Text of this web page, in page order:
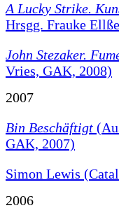
A Lucky Strike.
Hrsgg. Frauke
John Stezaker.
Vries, GAK, 2008)
2007
Bin Beschäftigt
GAK, 2007)
Simon Lewis
2006